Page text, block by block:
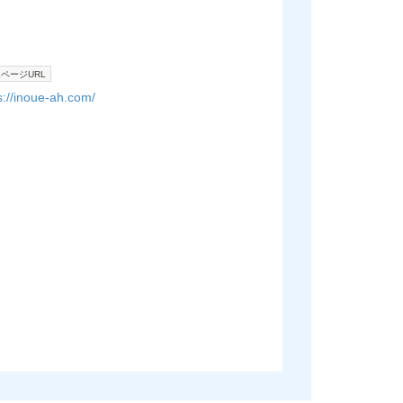
ージURL
inoue-ah.com/